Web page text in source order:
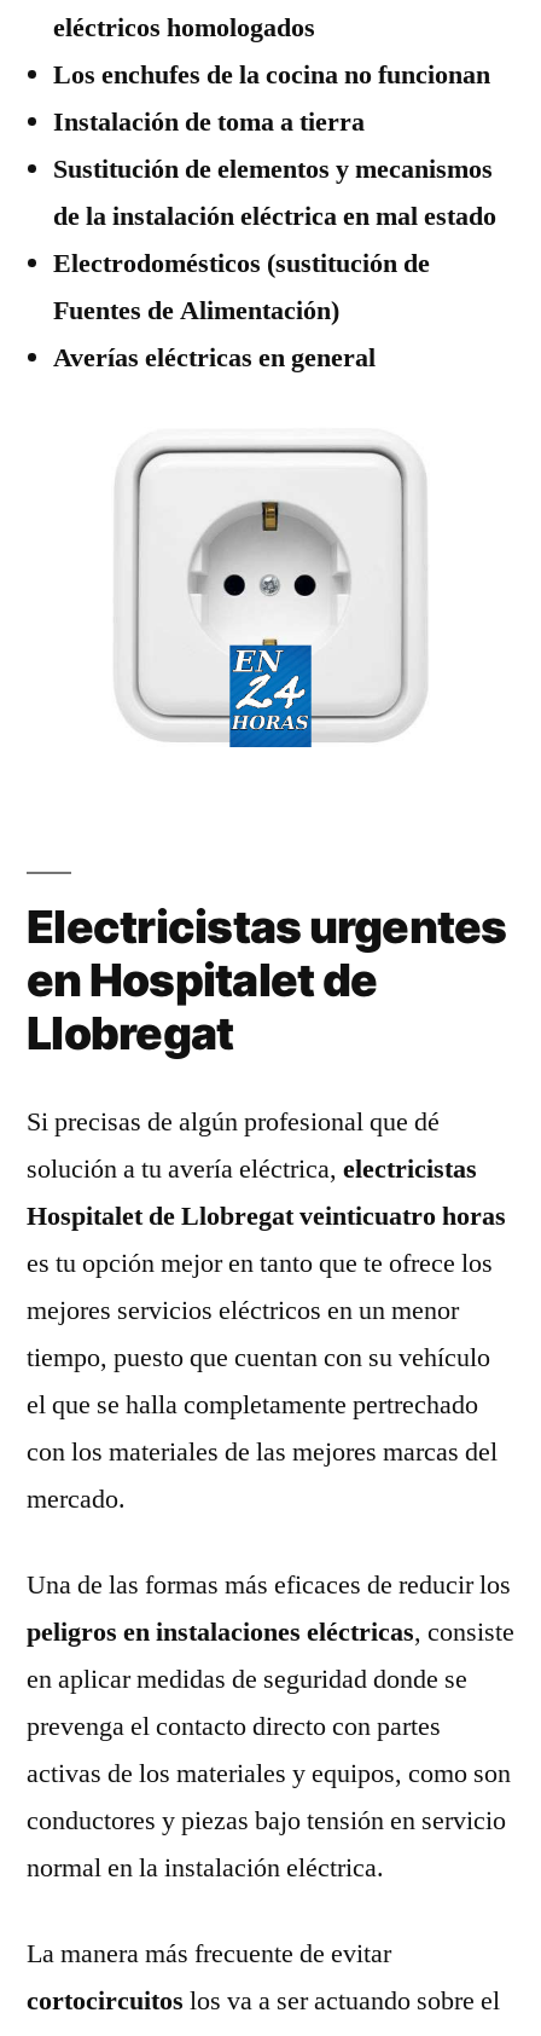
eléctricos homologados
Los enchufes de la cocina no funcionan
Instalación de toma a tierra
Sustitución de elementos y mecanismos
de la instalación eléctrica en mal estado
Electrodomésticos (sustitución de
Fuentes de Alimentación)
Averías eléctricas en general
Electricistas urgentes
en Hospitalet de
Llobregat
Si precisas de algún profesional que dé
solución a tu avería eléctrica, electricistas
Hospitalet de Llobregat veinticuatro horas
es tu opción mejor en tanto que te ofrece los
mejores servicios eléctricos en un menor
tiempo, puesto que cuentan con su vehículo
el que se halla completamente pertrechado
con los materiales de las mejores marcas del
mercado.
Una de las formas más eficaces de reducir los
peligros en instalaciones eléctricas, consiste
en aplicar medidas de seguridad donde se
prevenga el contacto directo con partes
activas de los materiales y equipos, como son
conductores y piezas bajo tensión en servicio
normal en la instalación eléctrica.
La manera más frecuente de evitar
cortocircuitos los va a ser actuando sobre el